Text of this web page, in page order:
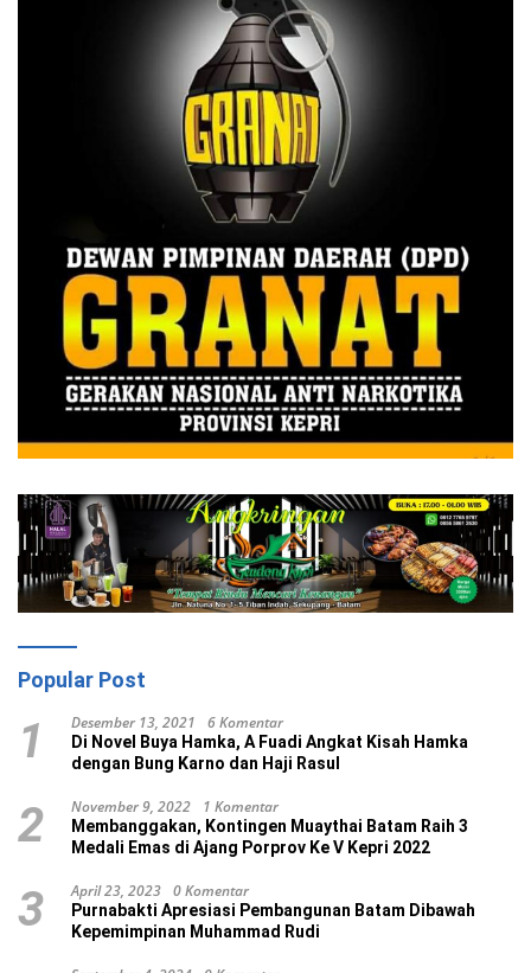
Popular Post
1 Desember 13, 2021 6 Komentar
Di Novel Buya Hamka, A Fuadi Angkat Kisah Hamka
dengan Bung Karno dan Haji Rasul
2 November 9, 2022 1 Komentar
Membanggakan, Kontingen Muaythai Batam Raih 3
Medali Emas di Ajang Porprov Ke V Kepri 2022
3 April 23, 2023 0 Komentar
Purnabakti Apresiasi Pembangunan Batam Dibawah
Kepemimpinan Muhammad Rudi